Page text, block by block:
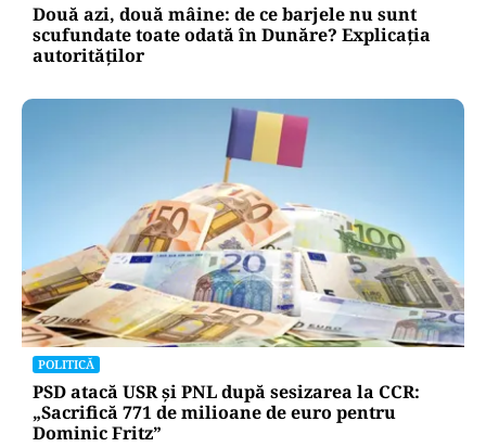
Două azi, două mâine: de ce barjele nu sunt
scufundate toate odată în Dunăre? Explicația
autorităților
POLITICĂ
PSD atacă USR și PNL după sesizarea la CCR:
„Sacrifică 771 de milioane de euro pentru
Dominic Fritz”